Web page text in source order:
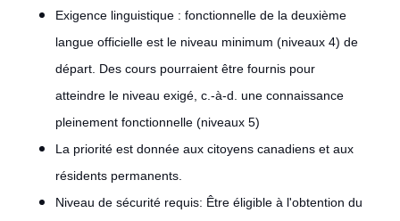
Exigence linguistique : fonctionnelle de la deuxième
langue officielle est le niveau minimum (niveaux 4) de
départ. Des cours pourraient être fournis pour
atteindre le niveau exigé, c.-à-d. une connaissance
pleinement fonctionnelle (niveaux 5)
La priorité est donnée aux citoyens canadiens et aux
résidents permanents.
Niveau de sécurité requis: Être éligible à l'obtention du